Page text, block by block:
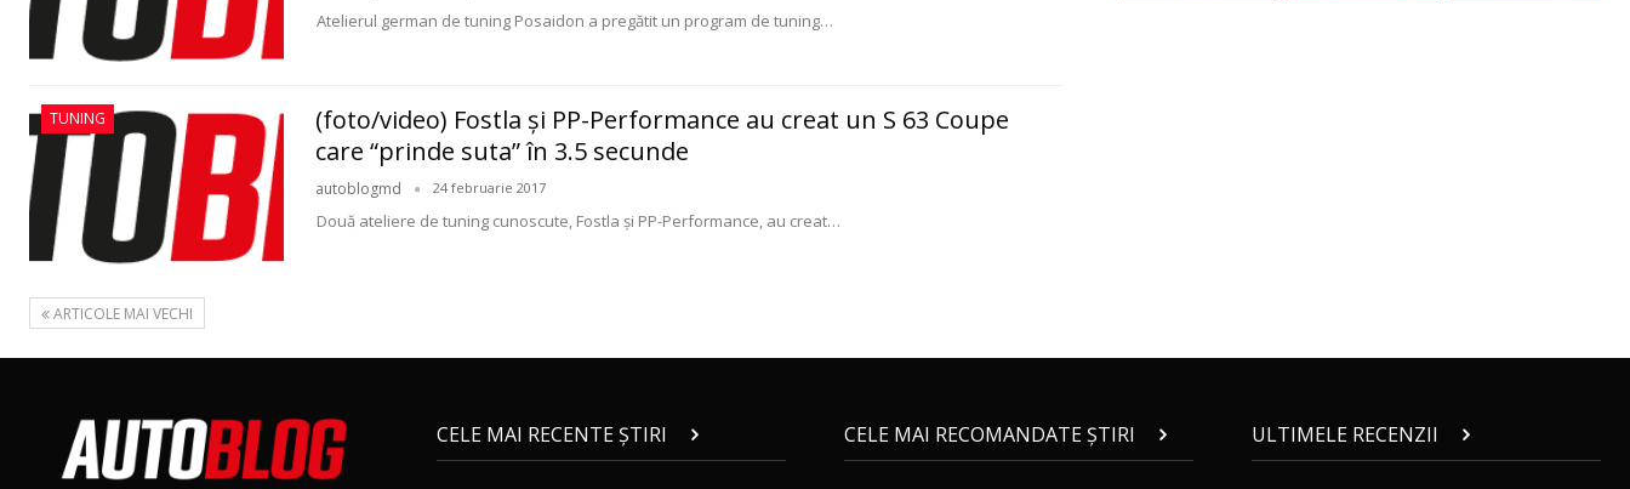
Atelierul german de tuning Posaidon a pregătit un program de tuning…
TUNING
(foto/video) Fostla şi PP-Performance au creat un S 63 Coupe
care “prinde suta” în 3.5 secunde
autoblogmd 24 februarie 2017
Două ateliere de tuning cunoscute, Fostla şi PP-Performance, au creat…
ARTICOLE MAI VECHI
12
Noul MG HS / Test Drive AutoBlog.MD
16:48
CELE MAI RECENTE ȘTIRI CELE MAI RECOMANDATE ȘTIRI ULTIMELE RECENZII